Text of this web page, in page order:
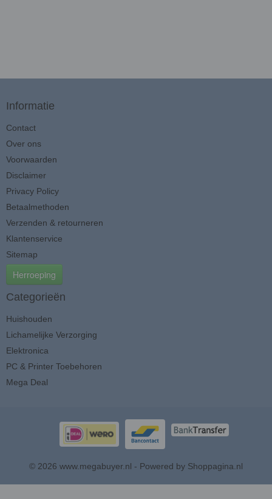
Informatie
Contact
Over ons
Voorwaarden
Disclaimer
Privacy Policy
Betaalmethoden
Verzenden & retourneren
Klantenservice
Sitemap
Herroeping
Categorieën
Huishouden
Lichamelijke Verzorging
Elektronica
PC & Printer Toebehoren
Mega Deal
© 2026 www.megabuyer.nl - Powered by Shoppagina.nl